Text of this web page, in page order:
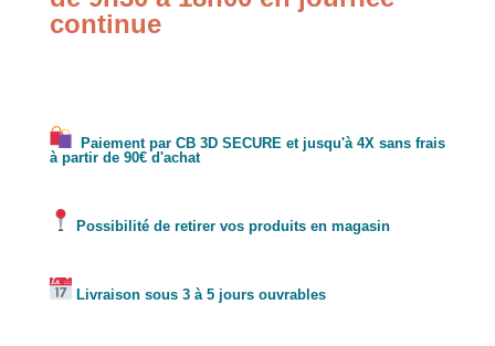
continue
Paiement par CB 3D SECURE et jusqu'à 4X sans frais
à partir de 90€ d'achat
Possibilité de retirer vos produits en magasin
Livraison sous 3 à 5 jours ouvrables